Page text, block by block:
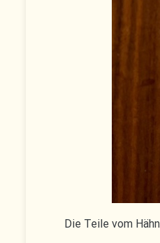
Die Teile vom